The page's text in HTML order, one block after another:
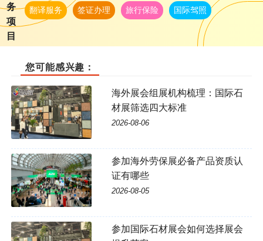
务
项
目
翻译服务 签证办理 旅行保险 国际驾照
您可能感兴趣：
海外展会组展机构梳理：国际石
材展筛选四大标准
2026-08-06
参加海外劳保展必备产品资质认
证有哪些
2026-08-05
参加国际石材展会如何选择展会